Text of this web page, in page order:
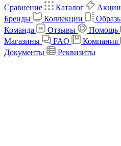
Сравнение
Каталог Акции
Бренды
Коллекции
Команда
Отзывы Помощь
Магазины
FAQ Компания
Документы
Реквизиты